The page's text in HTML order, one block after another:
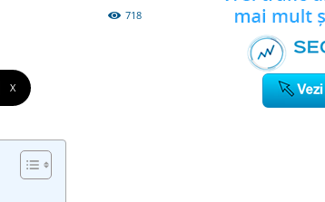
comunicate
718
X